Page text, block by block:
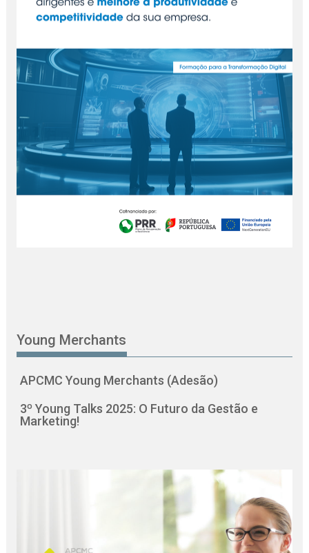
Young Merchants
APCMC Young Merchants (Adesão)
3º Young Talks 2025: O Futuro da Gestão e
Marketing!